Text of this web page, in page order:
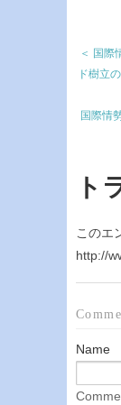
＜ 国際
ド樹立
国際情
ト
このエ
http://
Name